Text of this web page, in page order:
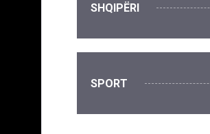
SHQIPËRI
SPORT